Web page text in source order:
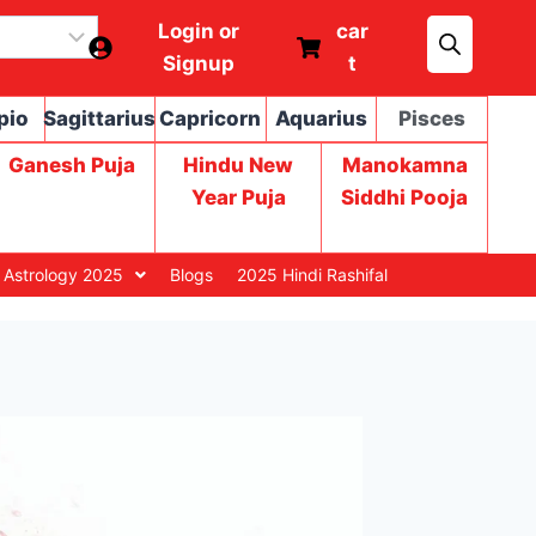
Login or
Signup
car
t
Sagittarius Capricorn Aquarius
Pisces
Ganesh Puja
Hindu New
Year Puja
Manokamna
Siddhi Pooja
2025 Blogs 2025 Hindi Rashifal